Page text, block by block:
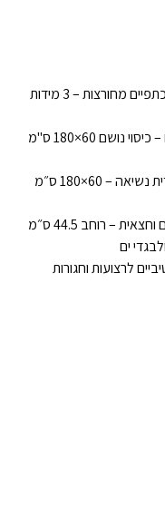
קולב פלסטיק לבן עם וו מתכת מסתובב וכתפיים מחורצות – 3 מידות
שקית אל-בד מתקפלת לשמלות ולבגדים – כיסוי נושם 60×180 ס"מ
כיסוי בגד מתקפל מבד נושם עם רוכסן וידית נשיאה – 60×180 ס״מ
– רוחב 44.5 ס״מ
ים
לרצועות וחגורות